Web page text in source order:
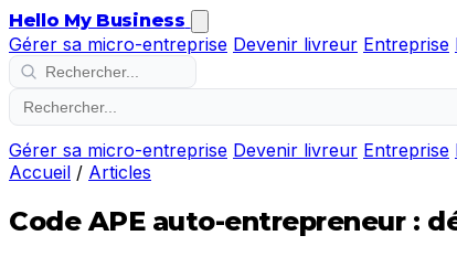
Hello My Business
Gérer sa micro-entreprise Devenir livreur Entreprise
Gérer sa micro-entreprise Devenir livreur Entreprise
Accueil / Articles
Code APE auto-entrepreneur :